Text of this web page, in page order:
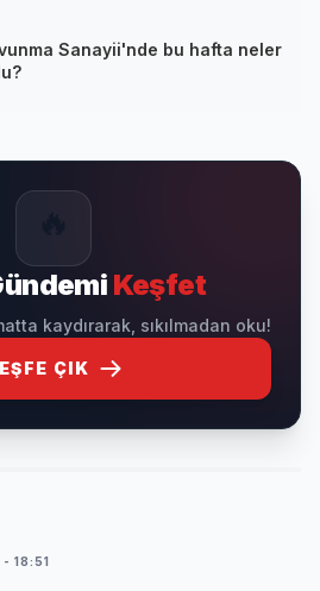
Sanayii'nde bu hafta neler
Keşfet
kaydırarak, sıkılmadan oku!
ÇIK
18:51